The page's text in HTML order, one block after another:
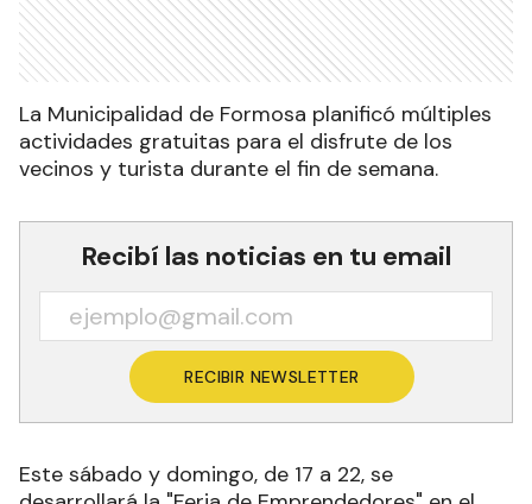
La Municipalidad de Formosa planificó múltiples
actividades gratuitas para el disfrute de los
vecinos y turista durante el fin de semana.
Recibí las noticias en tu email
RECIBIR NEWSLETTER
Este sábado y domingo, de 17 a 22, se